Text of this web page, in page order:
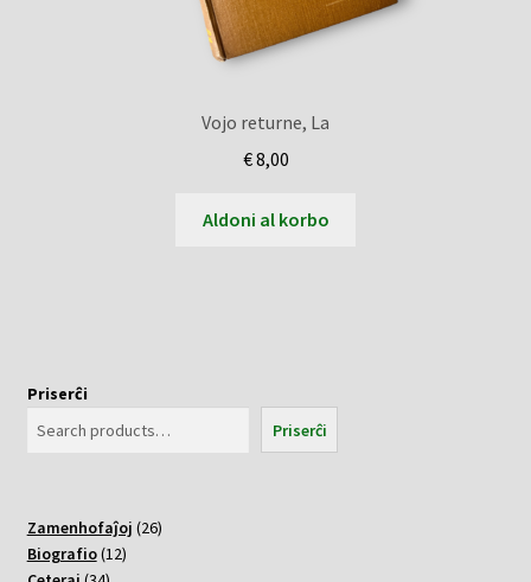
Vojo returne, La
€8,00
Aldoni al korbo
Priserĉi
Priserĉi
Zamenhofaĵoj 2626
Biografio 1212